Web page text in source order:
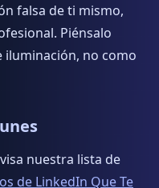
falsa de ti mismo,
Piénsalo
no como
nuestra lista de
de LinkedIn Que Te